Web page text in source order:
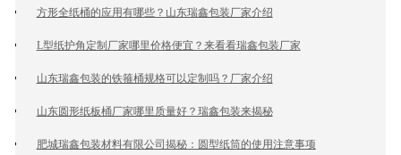
方形全纸桶的应用有哪些？山东瑞鑫包装厂家介绍
L型纸护角定制厂家哪里价格便宜？来看看瑞鑫包装厂家
山东瑞鑫包装的铁箍桶规格可以定制吗？厂家介绍
山东圆形纸板桶厂家哪里质量好？瑞鑫包装来揭秘
肥城瑞鑫包装材料有限公司揭秘：圆型纸筒的使用注意事项